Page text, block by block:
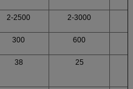
2-2500 2-3000
300 600
38 25